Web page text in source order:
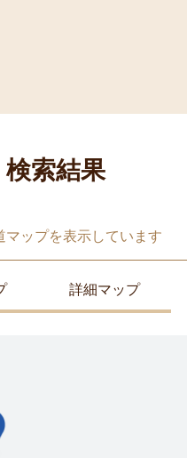
検索結果
マップを表示しています
詳細マップ